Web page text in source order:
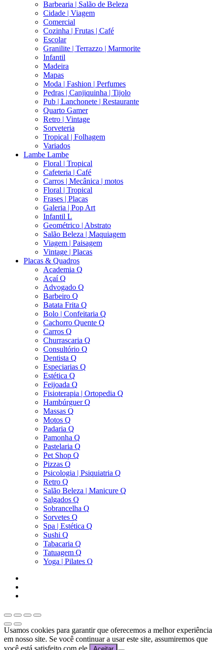
Barbearia | Salão de Beleza
Cidade | Viagem
Comercial
Cozinha | Frutas | Café
Escolar
Granilite | Terrazzo | Marmorite
Infantil
Madeira
Mapas
Moda | Fashion | Perfumes
Pedras | Canjiquinha | Tijolo
Pub | Lanchonete | Restaurante
Quarto Gamer
Retro | Vintage
Sorveteria
Tropical | Folhagem
Variados
Lambe Lambe
Floral | Tropical
Cafeteria | Café
Carros | Mecânica | motos
Floral | Tropical
Frases | Placas
Galeria | Pop Art
Infantil L
Geométrico | Abstrato
Salão Beleza | Maquiagem
Viagem | Paisagem
Vintage | Placas
Placas & Quadros
Academia Q
Açaí Q
Advogado Q
Barbeiro Q
Batata Frita Q
Bolo | Confeitaria Q
Cachorro Quente Q
Carros Q
Churrascaria Q
Consultório Q
Dentista Q
Especiarias Q
Estética Q
Feijoada Q
Fisioterapia | Ortopedia Q
Hambúrguer Q
Massas Q
Motos Q
Padaria Q
Pamonha Q
Pastelaria Q
Pet Shop Q
Pizzas Q
Psicologia | Psiquiatria Q
Retro Q
Salão Beleza | Manicure Q
Salgados Q
Sobrancelha Q
Sorvetes Q
Spa | Estética Q
Sushi Q
Tabacaria Q
Tatuagem Q
Yoga | Pilates Q
Usamos cookies para garantir que oferecemos a melhor experiência
em nosso site. Se você continuar a usar este site, assumiremos que
você está satisfeito com ele.